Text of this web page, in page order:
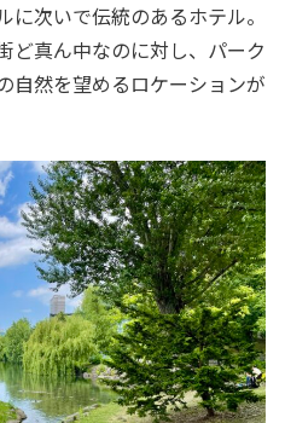
次いで伝統のあるホテル。
ど真ん中なのに対し、パーク
自然を望めるロケーションが